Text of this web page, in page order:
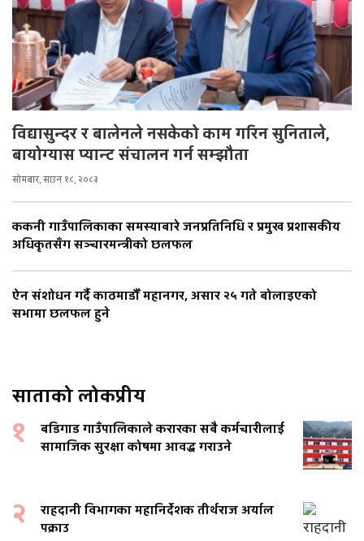
विद्यासुन्दर र बालेनले नसकेको काम गरिन सुनिताले,
बायोग्यास प्यान्ट संचालन गर्न सम्झौता
सोमबार, साउन १८, २०८३
ककनी गाउँपालिकाका समस्याबारे जनप्रतिनिधि र प्रमुख प्रशासकीय
अधिकृतसँग सञ्चारमन्त्रीको छलफल
ऐन संशोधन गर्दै काठमाडौँ महानगर, असार २५ गते बोलाइएको
सभामा छलफल हुने
साताको लोकप्रीय
१
बडिगाड गाउँपालिकाले करारका सबै कर्मचारीलाई
सामाजिक सुरक्षा कोषमा आवद्ध गराउने
२
राहदानी विभागका महानिर्देशक तीर्थराज अर्याल
पक्राउ